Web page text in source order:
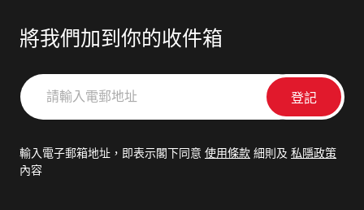
將我們加到你的收件箱
請
輸
郵
輸入電子郵箱地址，即表示閣下同意 使用條款 細則及 私隱政策
內容